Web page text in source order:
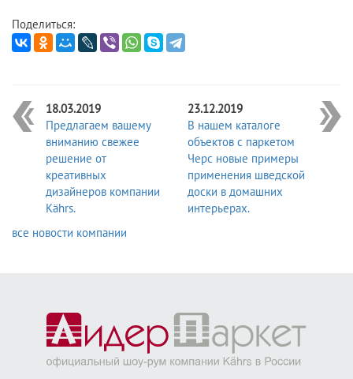
Поделиться:
18.03.2019
Предлагаем вашему
вниманию свежее
решение от
креативных
дизайнеров компании
Kährs.
23.12.2019
В нашем каталоге
объектов с паркетом
Черс новые примеры
применения шведской
доски в домашних
интерьерах.
все новости компании